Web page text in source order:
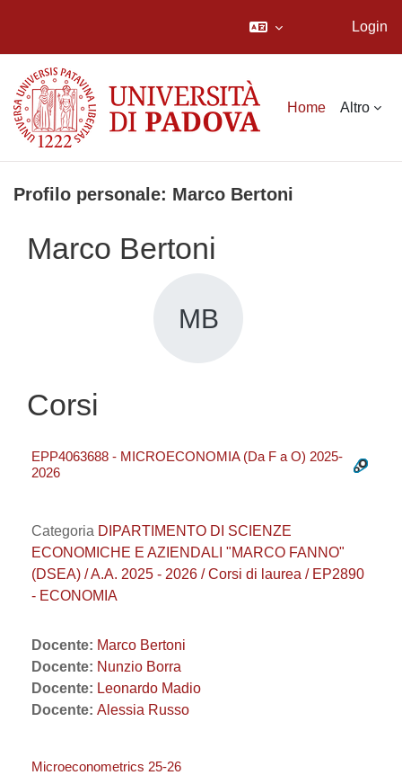
Login
Home Altro
Profilo personale: Marco Bertoni
Marco Bertoni
MB
Corsi
EPP4063688 - MICROECONOMIA (Da F a O) 2025-
2026
Categoria DIPARTIMENTO DI SCIENZE
ECONOMICHE E AZIENDALI "MARCO FANNO"
(DSEA) / A.A. 2025 - 2026 / Corsi di laurea / EP2890
- ECONOMIA
Docente: Marco Bertoni
Docente: Nunzio Borra
Docente: Leonardo Madio
Docente: Alessia Russo
Microeconometrics 25-26